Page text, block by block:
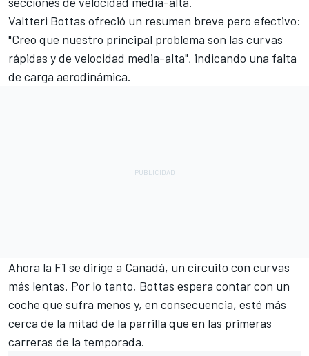
Valtteri Bottas ofreció un resumen breve pero efectivo:
"Creo que nuestro principal problema son las curvas
rápidas y de velocidad media-alta", indicando una falta
de carga aerodinámica.
Ahora la F1 se dirige a Canadá, un circuito con curvas
más lentas. Por lo tanto, Bottas espera contar con un
coche que sufra menos y, en consecuencia, esté más
cerca de la mitad de la parrilla que en las primeras
carreras de la temporada.